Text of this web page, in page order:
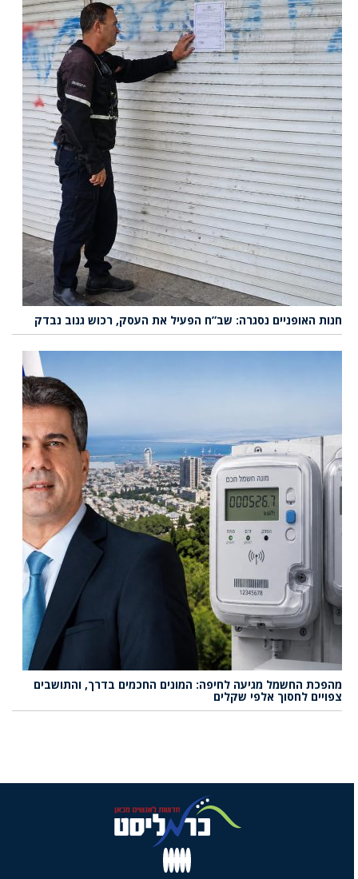
חנות האופניים נסגרה: שב”ח הפעיל את העסק, רכוש גנוב נבדק
מהפכת החשמל מגיעה לחיפה: המונים החכמים בדרך, והתושבים
צפויים לחסוך אלפי שקלים